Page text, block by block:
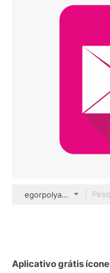
egorpolyakov Others
Aplicativo grátis ícone